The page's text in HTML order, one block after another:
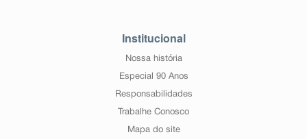
Institucional
Nossa história
Especial 90 Anos
Responsabilidades
Trabalhe Conosco
Mapa do site